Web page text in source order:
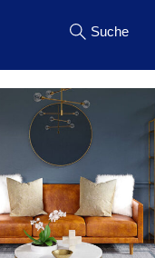
Suche